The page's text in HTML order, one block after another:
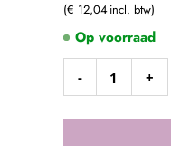
€ 12,04
- +
Op voorraad